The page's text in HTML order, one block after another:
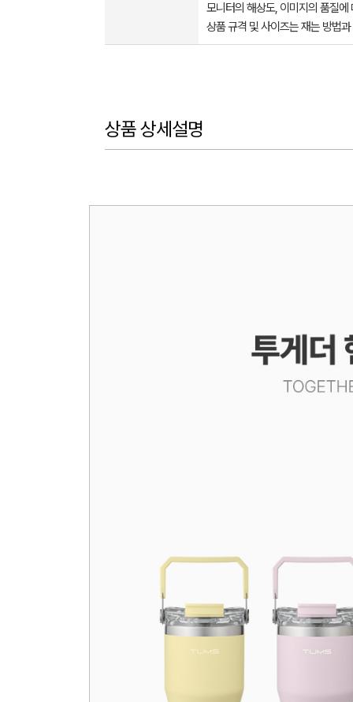
모니터의 해상도, 이미지의 품질
상품 규격 및 사이즈는 재는 방법
상품 상세설명